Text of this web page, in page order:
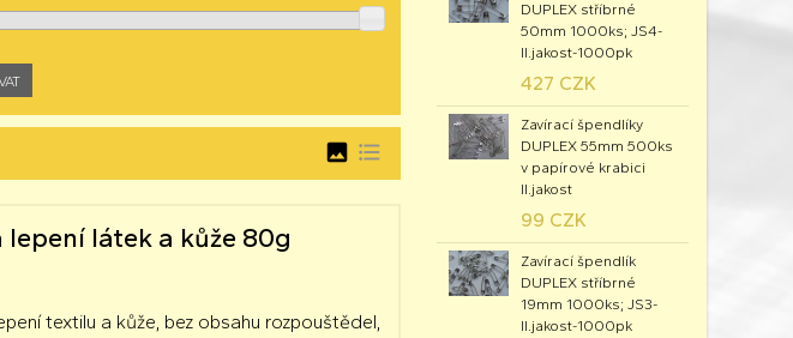
image format_list_bulleted
látek a kůže 80g
textilu a kůže, bez obsahu rozpouštědel,
DUPLEX stříbrné
50mm 1000ks; JS4-
II.jakost-1000pk
427 CZK
Zavírací špendlíky
DUPLEX 55mm 500ks
v papírové krabici
II.jakost
99 CZK
Zavírací špendlík
DUPLEX stříbrné
19mm 1000ks; JS3-
II.jakost-1000pk